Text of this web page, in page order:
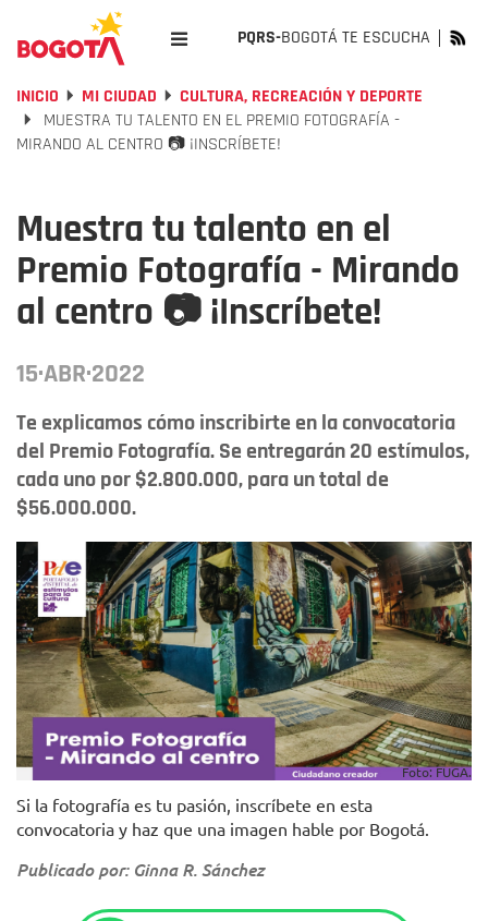
PQRS-BOGOTÁ TE ESCUCHA
INICIO MI CIUDAD
CULTURA, RECREACIÓN Y DEPORTE
MUESTRA TU TALENTO EN EL PREMIO FOTOGRAFÍA -
MIRANDO AL CENTRO 📷 ¡INSCRÍBETE!
Muestra tu talento en el
Premio Fotografía - Mirando
al centro 📷 ¡Inscríbete!
15·ABR·2022
Te explicamos cómo inscribirte en la convocatoria
del Premio Fotografía. Se entregarán 20 estímulos,
cada uno por $2.800.000, para un total de
$56.000.000.
Foto: FUGA.
Si la fotografía es tu pasión, inscríbete en esta
convocatoria y haz que una imagen hable por Bogotá.
Publicado por: Ginna R. Sánchez